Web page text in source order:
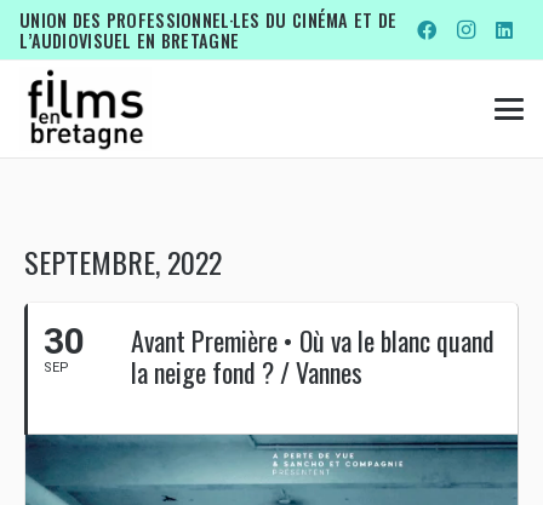
UNION DES PROFESSIONNEL·LES DU CINÉMA ET DE
L’AUDIOVISUEL EN BRETAGNE
SEPTEMBRE, 2022
30
SEP
Avant Première • Où va le blanc quand
la neige fond ? / Vannes